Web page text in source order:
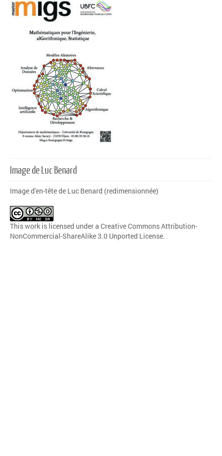
Image de Luc Benard
Image d'en-tête de Luc Benard (redimensionnée)
This work is licensed under a Creative Commons Attribution-
NonCommercial-ShareAlike 3.0 Unported License.